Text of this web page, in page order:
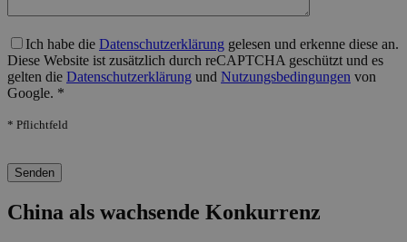
Ich habe die Datenschutzerklärung gelesen und erkenne diese an.
Diese Website ist zusätzlich durch reCAPTCHA geschützt und es
gelten die Datenschutzerklärung und Nutzungsbedingungen von
Google. *
* Pflichtfeld
China als wachsende Konkurrenz